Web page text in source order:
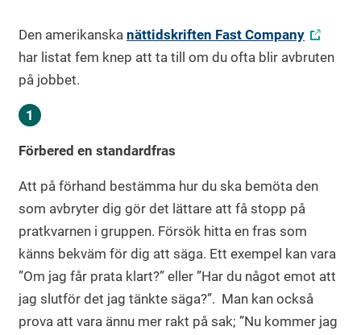
Den amerikanska nättidskriften Fast Company
har listat fem knep att ta till om du ofta blir avbruten
på jobbet.
Förbered en standardfras
Att på förhand bestämma hur du ska bemöta den
som avbryter dig gör det lättare att få stopp på
pratkvarnen i gruppen. Försök hitta en fras som
känns bekväm för dig att säga. Ett exempel kan vara
”Om jag får prata klart?” eller ”Har du något emot att
jag slutför det jag tänkte säga?”. Man kan också
prova att vara ännu mer rakt på sak; ”Nu kommer jag